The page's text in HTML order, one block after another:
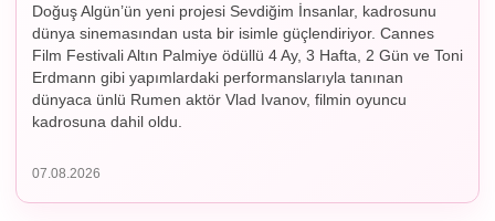
Doğuş Algün’ün yeni projesi Sevdiğim İnsanlar, kadrosunu
dünya sinemasından usta bir isimle güçlendiriyor. Cannes
Film Festivali Altın Palmiye ödüllü 4 Ay, 3 Hafta, 2 Gün ve Toni
Erdmann gibi yapımlardaki performanslarıyla tanınan
dünyaca ünlü Rumen aktör Vlad Ivanov, filmin oyuncu
kadrosuna dahil oldu.
07.08.2026